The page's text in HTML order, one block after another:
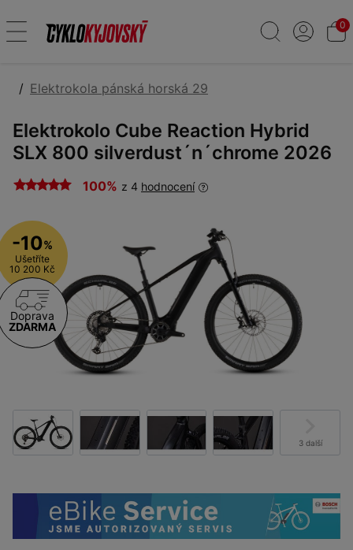
0
Elektrokola pánská horská 29
Elektrokolo Cube Reaction Hybrid
SLX 800 silverdust´n´chrome 2026
100% z 4 hodnocení
-10%
Ušetříte
10 200 Kč
Doprava
ZDARMA
3 další